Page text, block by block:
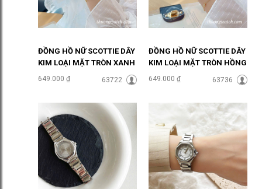
ĐỒNG HỒ NỮ SCOTTIE DÂY
KIM LOẠI MẶT TRÒN XANH
NGỌC ĐHĐ48303
649.000 ₫ 63722
ĐỒNG HỒ NỮ SCOTTIE DÂY
KIM LOẠI MẶT TRÒN HỒNG
PASTEL ĐHĐ48301
649.000 ₫ 63736